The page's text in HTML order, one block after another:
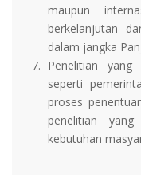
maupun
berkelanjutan
dalam jangka
7. Penelitian yang
seperti
proses
penelitian yang
kebutuhan